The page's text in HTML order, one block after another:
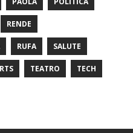
RENDE
RUFA SALUTE
TEATRO TECH